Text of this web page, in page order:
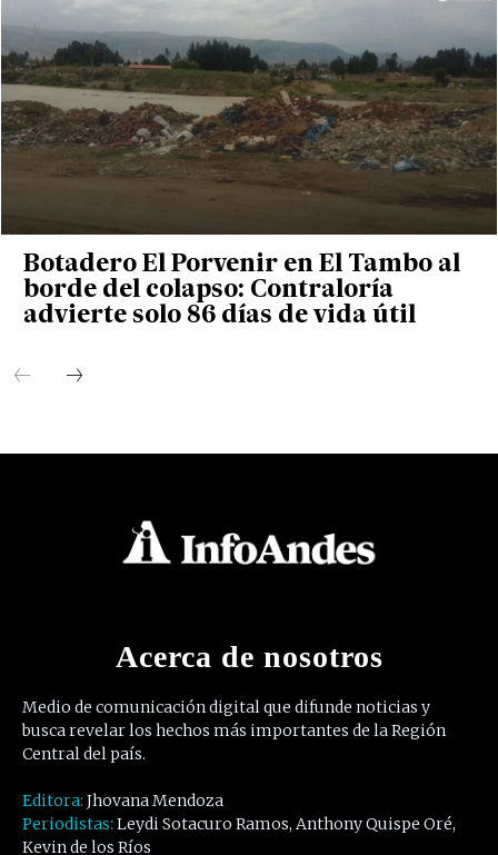
Botadero El Porvenir en El Tambo al
borde del colapso: Contraloría
advierte solo 86 días de vida útil
Acerca de nosotros
Medio de comunicación digital que difunde noticias y
busca revelar los hechos más importantes de la Región
Central del país.
Editora: Jhovana Mendoza
Periodistas: Leydi Sotacuro Ramos, Anthony Quispe Oré,
Kevin de los Ríos